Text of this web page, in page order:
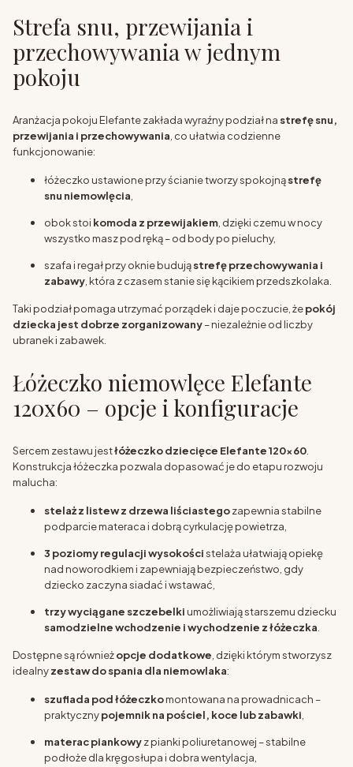
Strefa snu, przewijania i
przechowywania w jednym
pokoju
Aranżacja pokoju Elefante zakłada wyraźny podział na strefę snu,
przewijania i przechowywania, co ułatwia codzienne
funkcjonowanie:
łóżeczko ustawione przy ścianie tworzy spokojnąstrefę
snu niemowlęcia,
obok stoi komoda z przewijakiem, dzięki czemu w nocy
wszystko masz pod ręką – od body po pieluchy,
szafa i regał przy oknie budująstrefę przechowywania i
zabawy, która z czasem stanie się kącikiem przedszkolaka.
Taki podział pomaga utrzymać porządek i daje poczucie, żepokój
dziecka jest dobrze zorganizowany– niezależnie od liczby
ubranek i zabawek.
Łóżeczko niemowlęce Elefante
120x60 – opcje i konfiguracje
Sercem zestawu jestłóżeczko dziecięce Elefante 120x60.
Konstrukcja łóżeczka pozwala dopasować je do etapu rozwoju
malucha:
stelaż z listew z drzewa liściastegozapewnia stabilne
podparcie materaca i dobrą cyrkulację powietrza,
3 poziomy regulacji wysokościstelaża ułatwiają opiekę
nad noworodkiem i zapewniają bezpieczeństwo, gdy
dziecko zaczyna siadać i wstawać,
trzy wyciągane szczebelki umożliwiają starszemu dziecku
samodzielne wchodzenie i wychodzenie z łóżeczka.
Dostępne są równieżopcje dodatkowe, dzięki którym stworzysz
idealnyzestaw do spania dla niemowlaka:
szuflada pod łóżeczkomontowana na prowadnicach –
praktycznypojemnik na pościel, koce lub zabawki,
materac piankowyz pianki poliuretanowej – stabilne
podłoże dla kręgosłupa i dobra wentylacja,